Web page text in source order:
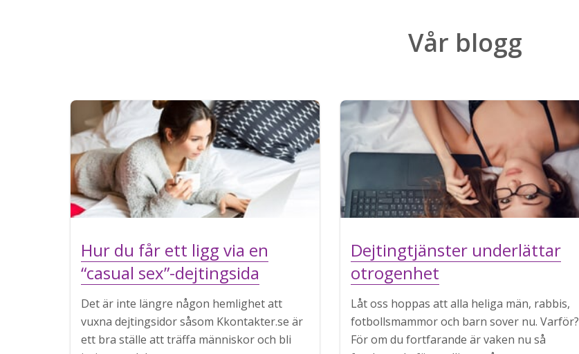
Vår blogg
Hur du får ett ligg via en
“casual sex”-dejtingsida
Det är inte längre någon hemlighet att
vuxna dejtingsidor såsom Kkontakter.se är
ett bra ställe att träffa människor och bli
Dejtingtjänster underlättar
otrogenhet
Låt oss hoppas att alla heliga män, rabbis,
fotbollsmammor och barn sover nu. Varför?
För om du fortfarande är vaken nu så